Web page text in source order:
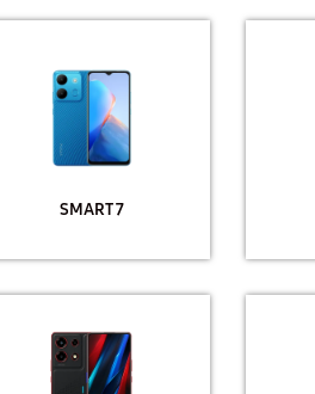
SMART 7